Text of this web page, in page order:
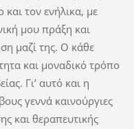
και τον ενήλικα, με
μου πράξη και
μαζί της. Ο κάθε
και μοναδικό τρόπο
Γι’ αυτό και η
γεννά καινούργιες
και θεραπευτικής